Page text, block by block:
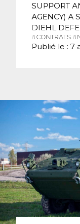
SUPPORT
AGENCY) A
DIEHL
#CONTRATS.
Publié le : 7